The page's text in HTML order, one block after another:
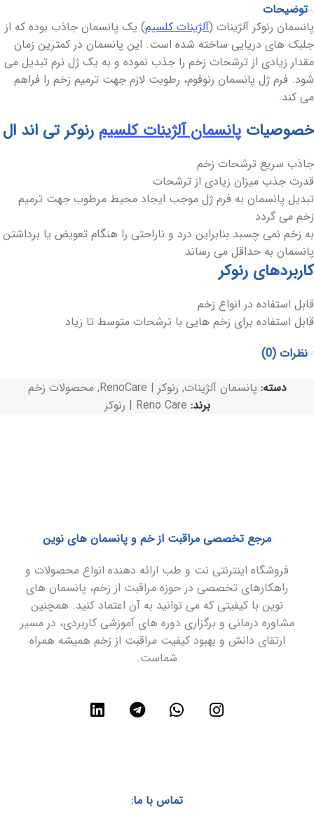
توضیحات
پانسمان رنوکر آلژینات (آلژینات کلسیم) یک پانسمان جاذب بوده که از
جلبک های دریایی ساخته شده است. این پانسمان در کمترین زمان
مقدار زیادی از ترشحات زخم را جذب نموده و به یک ژل نرم تبدیل می
شود. فرم ژل پانسمان رنوفوم، رطوبت لازم جهت ترمیم زخم را فراهم
می کند.
خصوصیات پانسمان آلژینات کلسیم رنوکر تی اند ال
جاذب سریع ترشحات زخم
قدرت جذب میزان زیادی از ترشحات
تبدیل پانسمان به فرم ژل موجب ایجاد محیط مرطوب جهت ترمیم
زخم می گردد
به زخم نمی چسبد بنابراین درد و ناراحتی را هنگام تعویض یا برداشتن
پانسمان به حداقل می رساند
کاربردهای رنوکر
قابل استفاده در انواع زخم
قابل استفاده برای زخم هایی با ترشحات متوسط تا زیاد
نظرات (0)
دسته: پانسمان آلژینات, رنوکر | RenoCare , محصولات زخم
برند: Reno Care | رنوکر
مرجع تخصصی مراقبت از خم و پانسمان های نوین
فروشگاه اینترنتی نت و طب ارائه دهنده انواع محصولات و
راهکارهای تخصصی در حوزه مراقبت از زخم، پانسمان های
نوین با کیفیتی که می توانید به آن اعتماد کنید. همچنین
مشاوره درمانی و برگزاری دوره های آموزشی کاربردی، در مسیر
ارتقای دانش و بهبود کیفیت مراقبت از زخم همیشه همراه
شماست.
تماس با ما: